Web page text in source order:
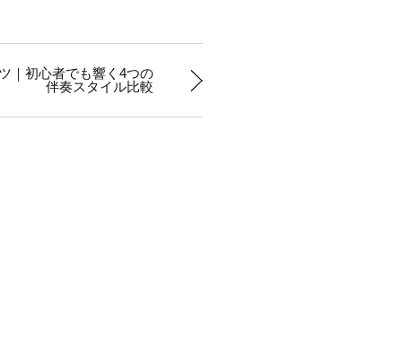
｜初心者でも響く4つの
伴奏スタイル比較